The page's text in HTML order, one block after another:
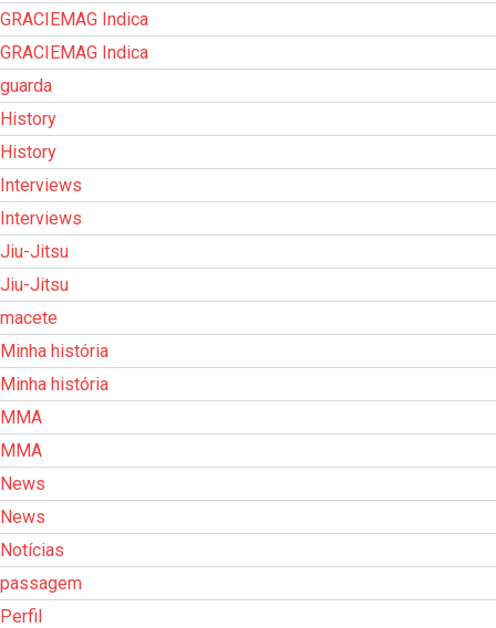
GRACIEMAG Indica
GRACIEMAG Indica
guarda
History
History
Interviews
Interviews
Jiu-Jitsu
Jiu-Jitsu
macete
Minha história
Minha história
MMA
MMA
News
News
Notícias
passagem
Perfil